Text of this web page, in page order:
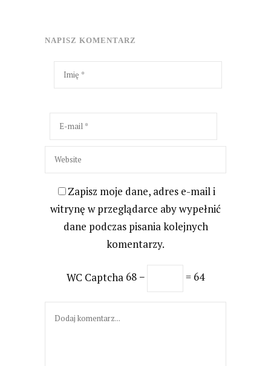
NAPISZ KOMENTARZ
Zapisz moje dane, adres e-mail i
witrynę w przeglądarce aby wypełnić
dane podczas pisania kolejnych
komentarzy.
WC Captcha 68 − = 64